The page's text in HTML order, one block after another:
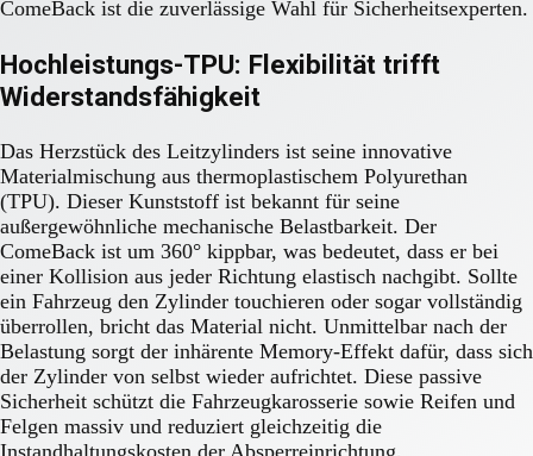
ComeBack ist die zuverlässige Wahl für Sicherheitsexperten.
Hochleistungs-TPU: Flexibilität trifft
Widerstandsfähigkeit
Das Herzstück des Leitzylinders ist seine innovative
Materialmischung aus thermoplastischem Polyurethan
(TPU). Dieser Kunststoff ist bekannt für seine
außergewöhnliche mechanische Belastbarkeit. Der
ComeBack ist um 360° kippbar, was bedeutet, dass er bei
einer Kollision aus jeder Richtung elastisch nachgibt. Sollte
ein Fahrzeug den Zylinder touchieren oder sogar vollständig
überrollen, bricht das Material nicht. Unmittelbar nach der
Belastung sorgt der inhärente Memory-Effekt dafür, dass sich
der Zylinder von selbst wieder aufrichtet. Diese passive
Sicherheit schützt die Fahrzeugkarosserie sowie Reifen und
Felgen massiv und reduziert gleichzeitig die